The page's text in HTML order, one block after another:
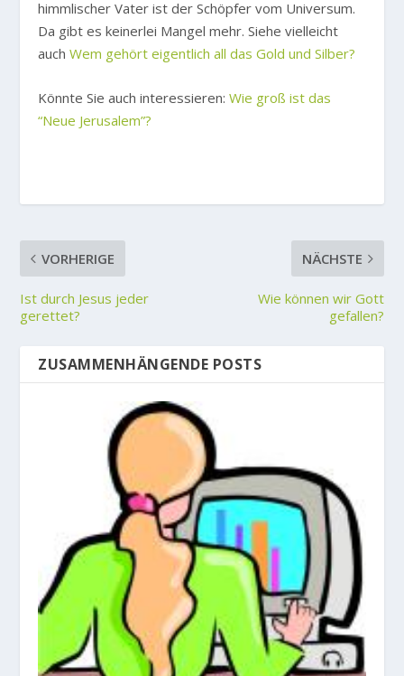
himmlischer Vater ist der Schöpfer vom Universum.
Da gibt es keinerlei Mangel mehr. Siehe vielleicht
auchWem gehört eigentlich all das Gold und Silber?
Könnte Sie auch interessieren:Wie groß ist das
“Neue Jerusalem”?
VORHERIGE
Ist durch Jesus jeder
gerettet?
NÄCHSTE
Wie können wir Gott
gefallen?
ZUSAMMENHÄNGENDE POSTS